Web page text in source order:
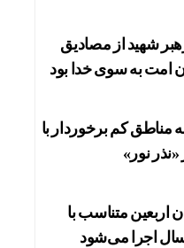
شهید از مصادیق
امت به سوی خدا بود
مناطق کم برخوردار با
«نذر نور»
اربعین متناسب با
اجرا می‌شود